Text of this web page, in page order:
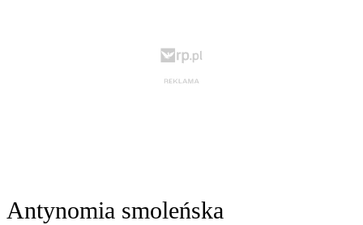
Antynomia smoleńska